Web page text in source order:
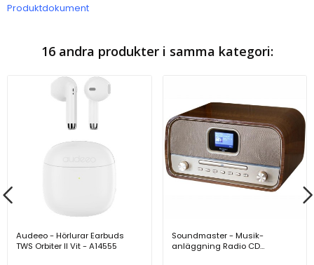
Produktdokument
16 andra produkter i samma kategori:
Audeeo - Hörlurar Earbuds
TWS Orbiter II Vit - A14555
Soundmaster - Musik-
anläggning Radio CD